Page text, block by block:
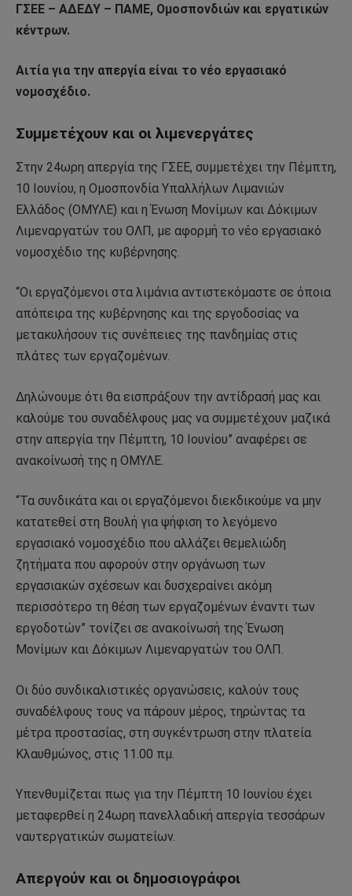
ΓΣΕΕ – ΑΔΕΔΥ – ΠΑΜΕ, Ομοσπονδιών και εργατικών
κέντρων.
Αιτία για την απεργία είναι το νέο εργασιακό
νομοσχέδιο.
Συμμετέχουν και οι λιμενεργάτες
Στην 24ωρη απεργία της ΓΣΕΕ, συμμετέχει την Πέμπτη,
10 Ιουνίου, η Ομοσπονδία Υπαλλήλων Λιμανιών
Ελλάδος (ΟΜΥΛΕ) και η Ένωση Μονίμων και Δόκιμων
Λιμεναργατών του ΟΛΠ, με αφορμή το νέο εργασιακό
νομοσχέδιο της κυβέρνησης.
“Οι εργαζόμενοι στα λιμάνια αντιστεκόμαστε σε όποια
απόπειρα της κυβέρνησης και της εργοδοσίας να
μετακυλήσουν τις συνέπειες της πανδημίας στις
πλάτες των εργαζομένων.
Δηλώνουμε ότι θα εισπράξουν την αντίδρασή μας και
καλούμε του συναδέλφους μας να συμμετέχουν μαζικά
στην απεργία την Πέμπτη, 10 Ιουνίου” αναφέρει σε
ανακοίνωσή της η ΟΜΥΛΕ.
“Τα συνδικάτα και οι εργαζόμενοι διεκδικούμε να μην
κατατεθεί στη Βουλή για ψήφιση το λεγόμενο
εργασιακό νομοσχέδιο που αλλάζει θεμελιώδη
ζητήματα που αφορούν στην οργάνωση των
εργασιακών σχέσεων και δυσχεραίνει ακόμη
περισσότερο τη θέση των εργαζομένων έναντι των
εργοδοτών” τονίζει σε ανακοίνωσή της Ένωση
Μονίμων και Δόκιμων Λιμεναργατών του ΟΛΠ.
Οι δύο συνδικαλιστικές οργανώσεις, καλούν τους
συναδέλφους τους να πάρουν μέρος, τηρώντας τα
μέτρα προστασίας, στη συγκέντρωση στην πλατεία
Κλαυθμώνος, στις 11.00 πμ.
Υπενθυμίζεται πως για την Πέμπτη 10 Ιουνίου έχει
μεταφερθεί η 24ωρη πανελλαδική απεργία τεσσάρων
ναυτεργατικών σωματείων.
Απεργούν και οι δημοσιογράφοι